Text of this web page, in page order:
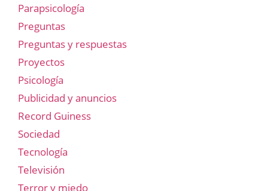
Parapsicología
Preguntas
Preguntas y respuestas
Proyectos
Psicología
Publicidad y anuncios
Record Guiness
Sociedad
Tecnología
Televisión
Terror y miedo